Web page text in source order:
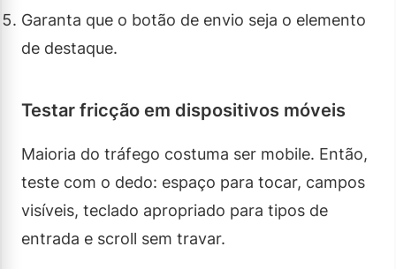
Garanta que o botão de envio seja o elemento
de destaque.
Testar fricção em dispositivos móveis
Maioria do tráfego costuma ser mobile. Então,
teste com o dedo: espaço para tocar, campos
visíveis, teclado apropriado para tipos de
entrada e scroll sem travar.